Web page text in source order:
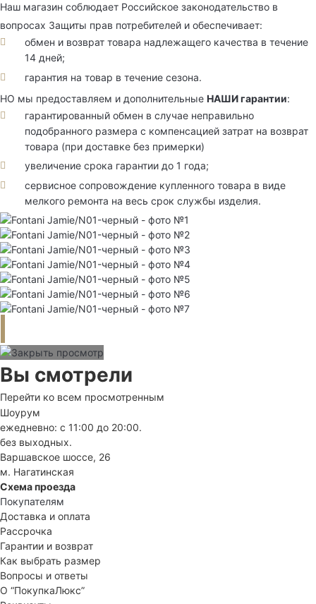
Наш магазин соблюдает Российское законодательство в
вопросах Защиты прав потребителей и обеспечивает:
обмен и возврат товара надлежащего качества в течение
14 дней;
гарантия на товар в течение сезона.
НО мы предоставляем и дополнительные НАШИ гарантии:
гарантированный обмен в случае неправильно
подобранного размера с компенсацией затрат на возврат
товара (при доставке без примерки)
увеличение срока гарантии до 1 года;
сервисное сопровождение купленного товара в виде
мелкого ремонта на весь срок службы изделия.
Вы смотрели
Перейти ко всем просмотренным
Шоурум
ежедневно: с 11:00 до 20:00.
без выходных.
Варшавское шоссе, 26
м. Нагатинская
Схема проезда
Покупателям
Доставка и оплата
Рассрочка
Гарантии и возврат
Как выбрать размер
Вопросы и ответы
О “ПокупкаЛюкс”